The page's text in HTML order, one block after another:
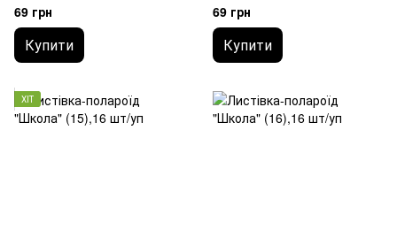
69 грн
Купити
69 грн
Купити
ХІТ